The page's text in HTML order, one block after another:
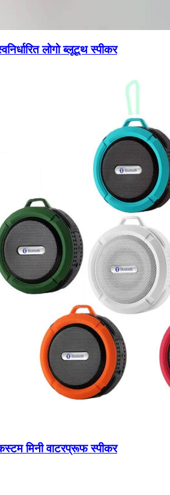
लोगो ब्लूटूथ स्पीकर
मिनी वाटरप्रूफ स्पीकर